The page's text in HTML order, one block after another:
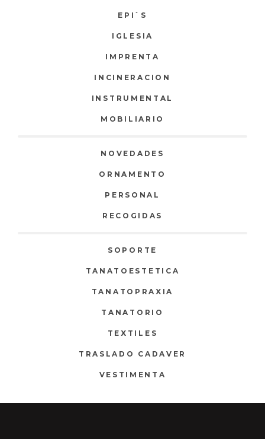
EPI`S
IGLESIA
IMPRENTA
INCINERACION
INSTRUMENTAL
MOBILIARIO
NOVEDADES
ORNAMENTO
PERSONAL
RECOGIDAS
SOPORTE
TANATOESTETICA
TANATOPRAXIA
TANATORIO
TEXTILES
TRASLADO CADAVER
VESTIMENTA